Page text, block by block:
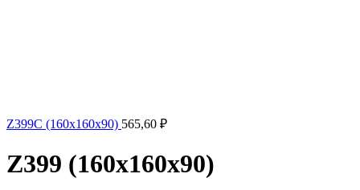
Z399C (160x160x90) 565,60 ₽
Z399 (160x160x90)